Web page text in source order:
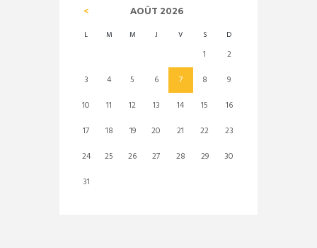
AOÛT 2026
L M M J V S D
1
2
3
4 5 6 7 8
9
10
11 12 13 14 15
16
17
18 19 20 21 22
23
24
25 26 27 28 29
30
31